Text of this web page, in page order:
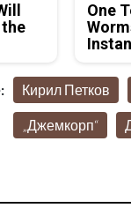
One
Кирил Петков
„Джемкорп“